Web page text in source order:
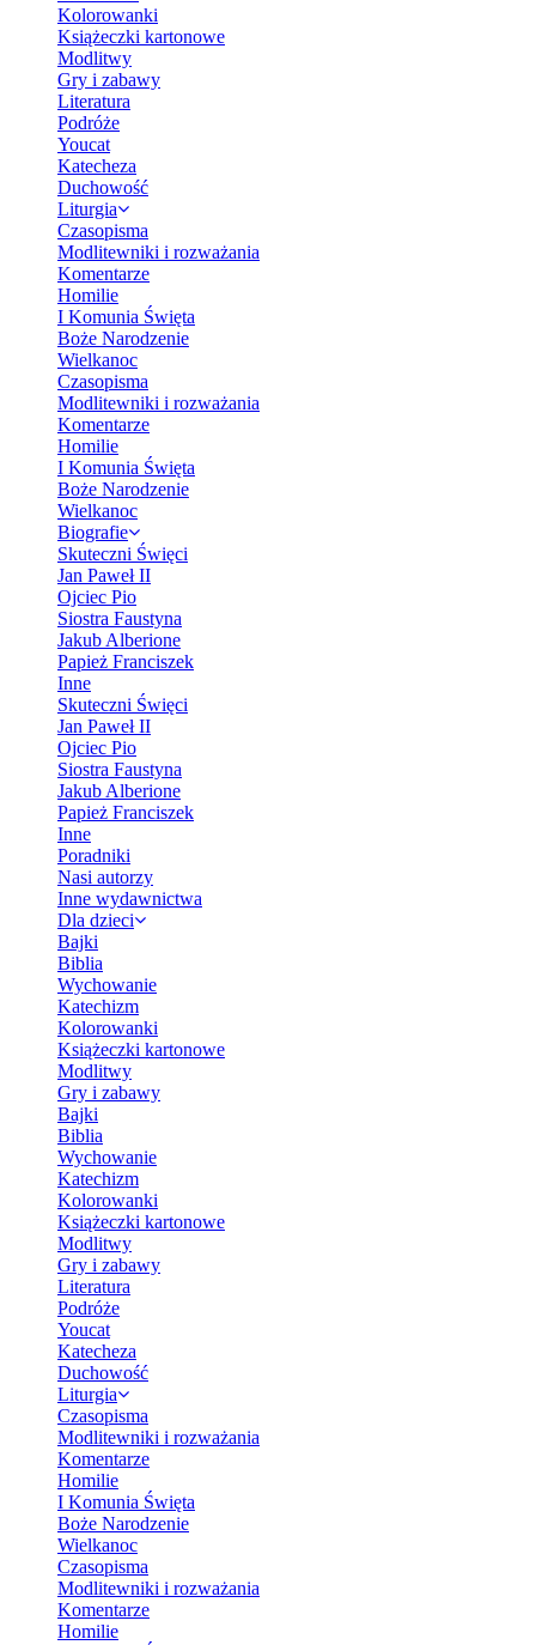
Kolorowanki
Książeczki kartonowe
Modlitwy
Gry i zabawy
Literatura
Podróże
Youcat
Katecheza
Duchowość
Liturgia
Czasopisma
Modlitewniki i rozważania
Komentarze
Homilie
I Komunia Święta
Boże Narodzenie
Wielkanoc
Czasopisma
Modlitewniki i rozważania
Komentarze
Homilie
I Komunia Święta
Boże Narodzenie
Wielkanoc
Biografie
Skuteczni Święci
Jan Paweł II
Ojciec Pio
Siostra Faustyna
Jakub Alberione
Papież Franciszek
Inne
Skuteczni Święci
Jan Paweł II
Ojciec Pio
Siostra Faustyna
Jakub Alberione
Papież Franciszek
Inne
Poradniki
Nasi autorzy
Inne wydawnictwa
Dla dzieci
Bajki
Biblia
Wychowanie
Katechizm
Kolorowanki
Książeczki kartonowe
Modlitwy
Gry i zabawy
Bajki
Biblia
Wychowanie
Katechizm
Kolorowanki
Książeczki kartonowe
Modlitwy
Gry i zabawy
Literatura
Podróże
Youcat
Katecheza
Duchowość
Liturgia
Czasopisma
Modlitewniki i rozważania
Komentarze
Homilie
I Komunia Święta
Boże Narodzenie
Wielkanoc
Czasopisma
Modlitewniki i rozważania
Komentarze
Homilie